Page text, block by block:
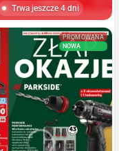
Trwa jeszcze 4 dni
PROMOWANA
NOWA